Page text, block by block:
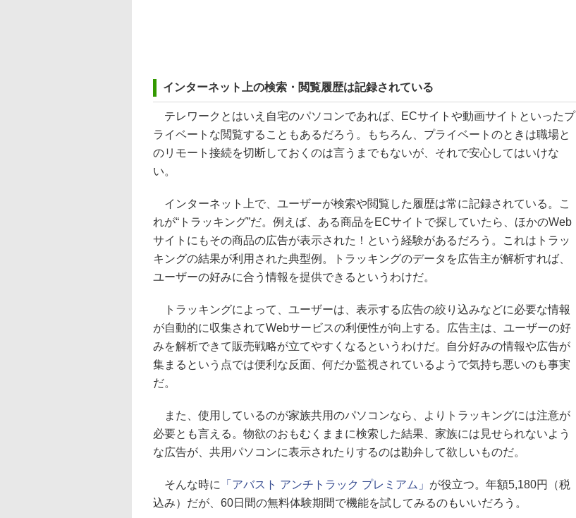
インターネット上の検索・閲覧履歴は記録されている
テレワークとはいえ自宅のパソコンであれば、ECサイトや動画サイトといったプ
ライベートな閲覧することもあるだろう。もちろん、プライベートのときは職場と
のリモート接続を切断しておくのは言うまでもないが、それで安心してはいけな
い。
インターネット上で、ユーザーが検索や閲覧した履歴は常に記録されている。こ
れが“トラッキング”だ。例えば、ある商品をECサイトで探していたら、ほかのWeb
サイトにもその商品の広告が表示された！という経験があるだろう。これはトラッ
キングの結果が利用された典型例。トラッキングのデータを広告主が解析すれば、
ユーザーの好みに合う情報を提供できるというわけだ。
トラッキングによって、ユーザーは、表示する広告の絞り込みなどに必要な情報
が自動的に収集されてWebサービスの利便性が向上する。広告主は、ユーザーの好
みを解析できて販売戦略が立てやすくなるというわけだ。自分好みの情報や広告が
集まるという点では便利な反面、何だか監視されているようで気持ち悪いのも事実
だ。
また、使用しているのが家族共用のパソコンなら、よりトラッキングには注意が
必要とも言える。物欲のおもむくままに検索した結果、家族には見せられないよう
な広告が、共用パソコンに表示されたりするのは勘弁して欲しいものだ。
そんな時に 「アバスト アンチトラック プレミアム」 が役立つ。年額5,180円（税
込み）だが、60日間の無料体験期間で機能を試してみるのもいいだろう。